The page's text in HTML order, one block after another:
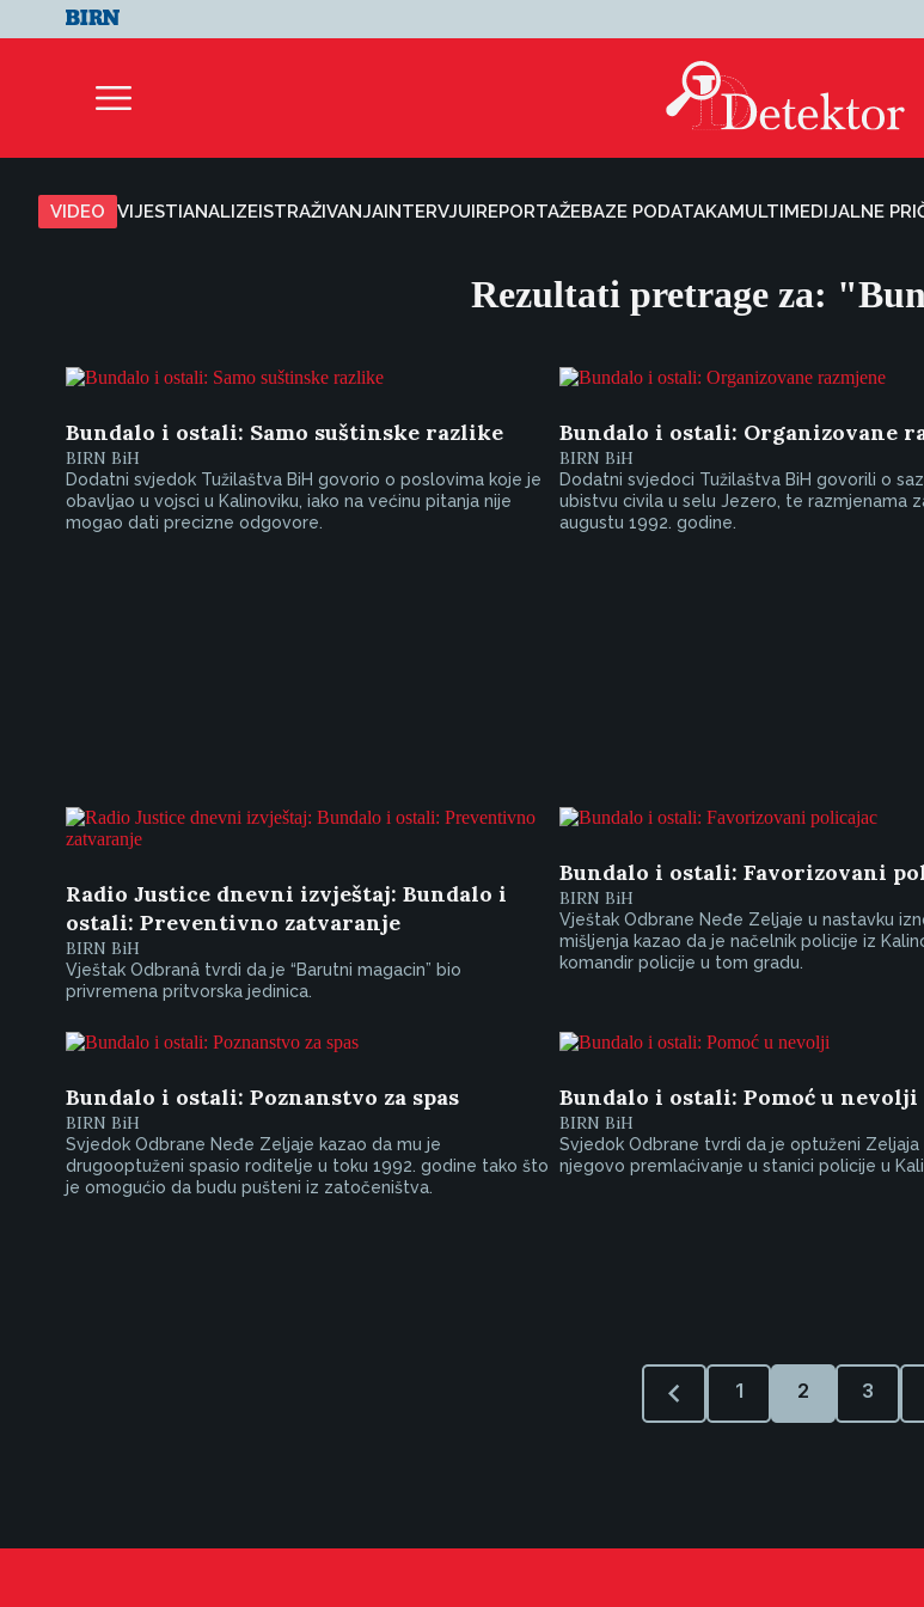
VIDEO VIJESTIANALIZEISTRAŽIVANJAINTERVJUIREPORTAŽEBAZE PODATAKAMULTIMEDIJALNE
Rezultati pretrage za:
Bundalo i ostali: Samo suštinske razlike
BIRN BiH
Dodatni svjedok Tužilaštva BiH govorio o poslovima koje je
obavljao u vojsci u Kalinoviku, iako na većinu pitanja nije
mogao dati precizne odgovore.
Bundalo i ostali: Organizovane
BIRN BiH
Dodatni svjedoci Tužilaštva BiH govorili o
ubistvu civila u selu Jezero, te razmjenama
augustu 1992. godine.
Radio Justice dnevni izvještaj: Bundalo i
ostali: Preventivno zatvaranje
BIRN BiH
Vještak Odbranâ tvrdi da je “Barutni magacin” bio
privremena pritvorska jedinica.
Bundalo i ostali: Favorizovani
BIRN BiH
Vještak Odbrane Neđe Zeljaje u nastavku
mišljenja kazao da je načelnik policije iz
komandir policije u tom gradu.
Bundalo i ostali: Poznanstvo za spas
BIRN BiH
Svjedok Odbrane Neđe Zeljaje kazao da mu je
drugooptuženi spasio roditelje u toku 1992. godine tako što
je omogućio da budu pušteni iz zatočeništva.
Bundalo i ostali: Pomoć u nevolji
BIRN BiH
Svjedok Odbrane tvrdi da je optuženi Zeljaja
njegovo premlaćivanje u stanici policije u
1 2 3